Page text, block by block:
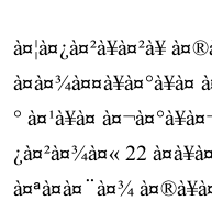
à¤¦à¤¿à¤²à¥à¤²à¥
à¤à¤¾à¤¤à¥à¤°à¥à¤
° à¤¹à¥à¤
¿à¤²à¤¾à¤« 22
à¤ªà¤à¤¨à¤¾